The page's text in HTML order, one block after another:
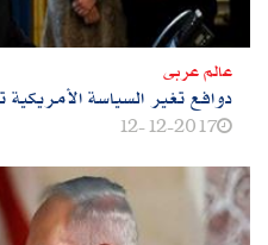
عالم عربى
دوافع تغير السياسة
12-12-2017